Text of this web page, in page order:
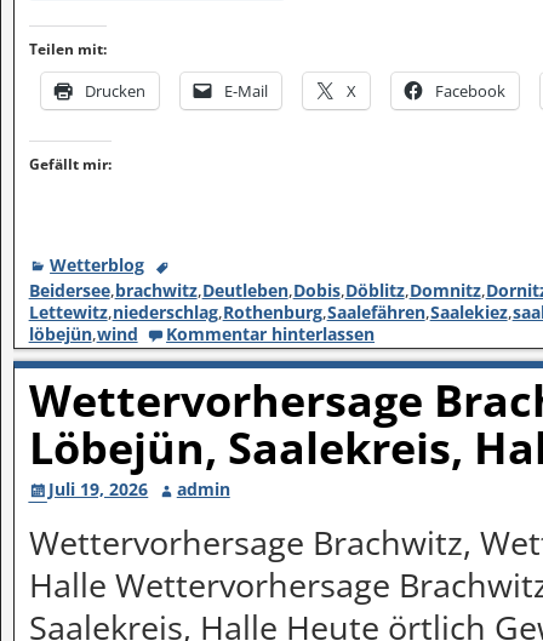
Teilen mit:
Drucken E-Mail X Facebook
Gefällt mir:
Wetterblog
Beidersee,brachwitz,Deutleben,Dobis,Döblitz,Domnitz,
Lettewitz,niederschlag,Rothenburg,Saalefähren,Saalekiez,
löbejün,wind Kommentar hinterlassen
Wettervorhersage
Löbejün, Saalekreis,
Juli 19, 2026 admin
Wettervorhersage Brachwitz,
Halle Wettervorhersage
Saalekreis, Halle Heute örtlich